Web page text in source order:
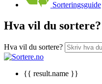
Sorteringsguide
Hva vil du sortere?
Hva vil du sortere?
{{ result.name }}